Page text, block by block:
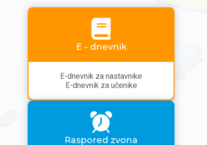
E - dnevnik
E-dnevnik za nastavnike
E-dnevnik za učenike
Raspored zvona